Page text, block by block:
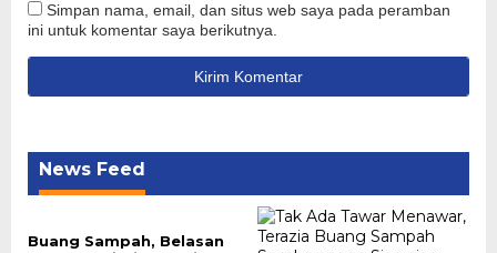
Simpan nama, email, dan situs web saya pada peramban
ini untuk komentar saya berikutnya.
News Feed
Buang Sampah, Belasan